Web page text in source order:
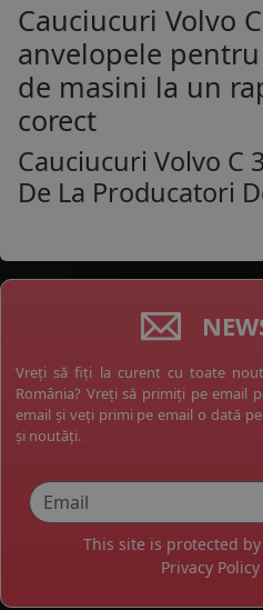
Cauciucuri Volvo
anvelopele
de masini la un
corect
Cauciucuri Volvo C
De La Producatori
Vreți să fiți la curent cu toate
România? Vreți să primiți pe email
email și veți primi pe email o dată
și noutăți.
This site is protected by
Privacy Policy